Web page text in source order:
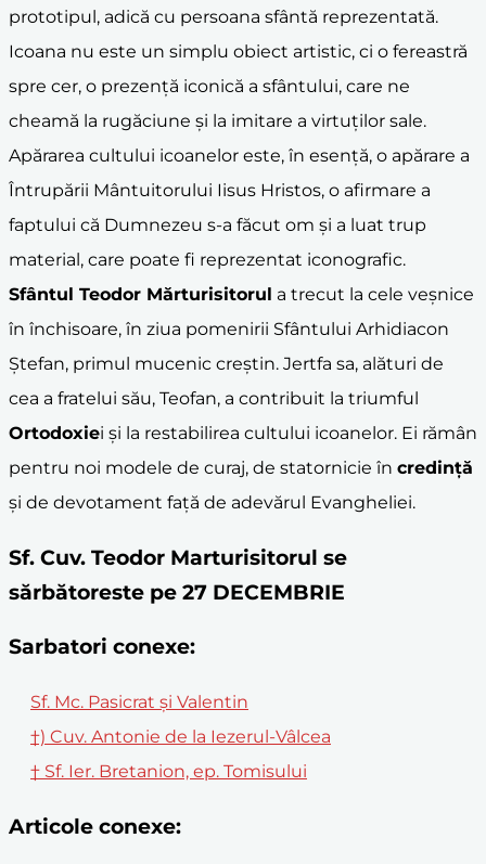
prototipul, adică cu persoana sfântă reprezentată.
Icoana nu este un simplu obiect artistic, ci o fereastră
spre cer, o prezență iconică a sfântului, care ne
cheamă la rugăciune și la imitare a virtuților sale.
Apărarea cultului icoanelor este, în esență, o apărare a
Întrupării Mântuitorului Iisus Hristos, o afirmare a
faptului că Dumnezeu s-a făcut om și a luat trup
material, care poate fi reprezentat iconografic.
Sfântul Teodor Mărturisitorul a trecut la cele veșnice
în închisoare, în ziua pomenirii Sfântului Arhidiacon
Ștefan, primul mucenic creștin. Jertfa sa, alături de
cea a fratelui său, Teofan, a contribuit la triumful
Ortodoxiei și la restabilirea cultului icoanelor. Ei rămân
pentru noi modele de curaj, de statornicie în credință
și de devotament față de adevărul Evangheliei.
Sf. Cuv. Teodor Marturisitorul se
sărbătoreste pe 27 DECEMBRIE
Sarbatori conexe:
Sf. Mc. Pasicrat și Valentin
†) Cuv. Antonie de la Iezerul-Vâlcea
† Sf. Ier. Bretanion, ep. Tomisului
Articole conexe: